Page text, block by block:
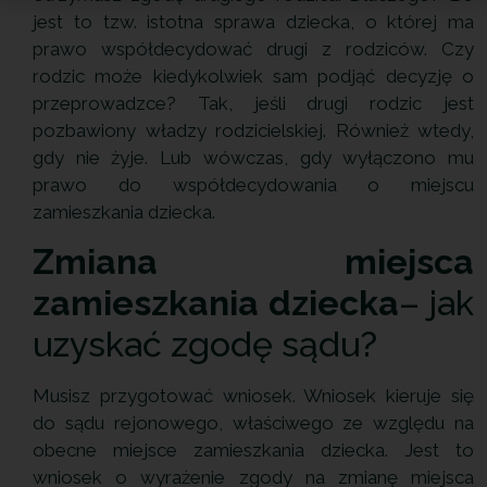
jest to tzw. istotna sprawa dziecka, o której ma
prawo współdecydować drugi z rodziców. Czy
rodzic może kiedykolwiek sam podjąć decyzję o
przeprowadzce? Tak, jeśli drugi rodzic jest
pozbawiony władzy rodzicielskiej. Również wtedy,
gdy nie żyje. Lub wówczas, gdy wyłączono mu
prawo do współdecydowania o miejscu
zamieszkania dziecka.
Zmiana miejsca
zamieszkania dziecka– jak
uzyskać zgodę sądu?
Musisz przygotować wniosek. Wniosek kieruje się
do sądu rejonowego, właściwego ze względu na
obecne miejsce zamieszkania dziecka. Jest to
wniosek o wyrażenie zgody na zmianę miejsca